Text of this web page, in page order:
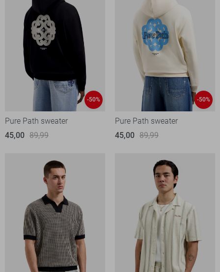
-50%
Pure Path sweater
45,00 89,99
-50%
Pure Path sweater
45,00 89,99